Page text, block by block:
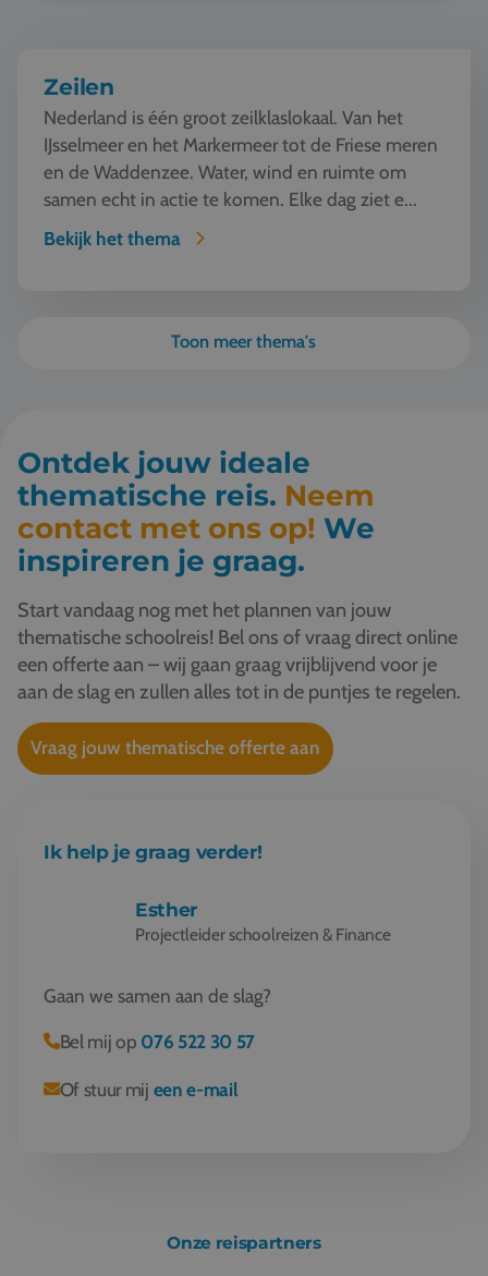
Zeilen
Nederland is één groot zeilklaslokaal. Van het
IJsselmeer en het Markermeer tot de Friese meren
en de Waddenzee. Water, wind en ruimte om
samen echt in actie te komen. Elke dag ziet e...
Bekijk het thema
Toon meer thema's
Ontdek jouw ideale
thematische reis. Neem
contact met ons op! We
inspireren je graag.
Start vandaag nog met het plannen van jouw
thematische schoolreis! Bel ons of vraag direct online
een offerte aan – wij gaan graag vrijblijvend voor je
aan de slag en zullen alles tot in de puntjes te regelen.
Vraag jouw thematische offerte aan
Ik help je graag verder!
Esther
Projectleider schoolreizen & Finance
Gaan we samen aan de slag?
Bel mij op 076 522 30 57
Of stuur mij een e-mail
Onze reispartners